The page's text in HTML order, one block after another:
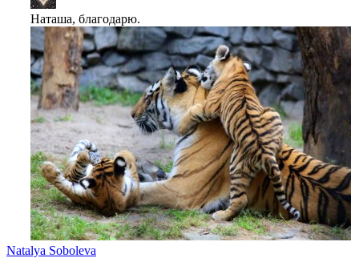
Наташа, благодарю.
Natalya Soboleva